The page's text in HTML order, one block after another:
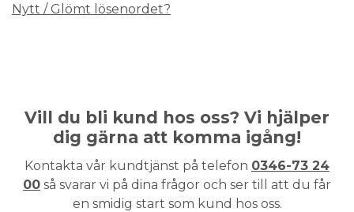
Nytt / Glömt lösenordet?
Vill du bli kund hos oss? Vi hjälper
dig gärna att komma igång!
Kontakta vår kundtjänst på telefon 0346-73 24
00 så svarar vi på dina frågor och ser till att du får
en smidig start som kund hos oss.